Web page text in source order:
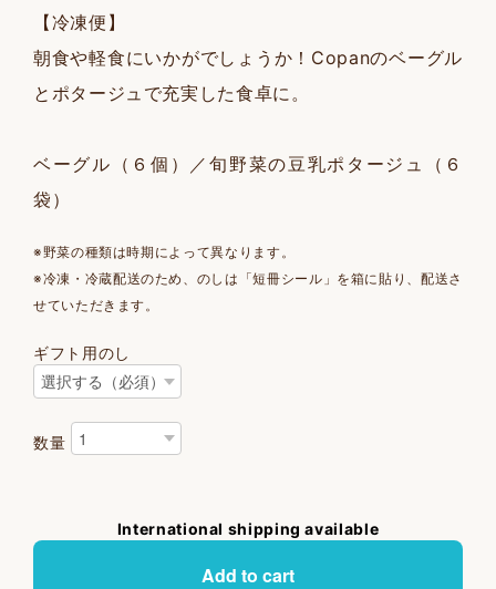
【冷凍便】
朝食や軽食にいかがでしょうか！Copanのベーグル
とポタージュで充実した食卓に。
ベーグル（６個）／旬野菜の豆乳ポタージュ（６
袋）
※野菜の種類は時期によって異なります。
※冷凍・冷蔵配送のため、のしは「短冊シール」を箱に貼り、配送さ
せていただきます。
ギフト用のし
数量
International shipping available
Add to cart